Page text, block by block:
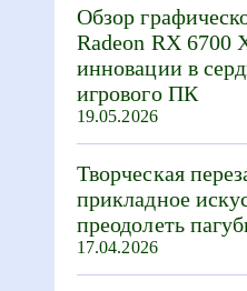
Обзор
Radeon RX 6700
инновации в
игрового ПК
19.05.2026
Творческая
прикладное
преодолеть
17.04.2026